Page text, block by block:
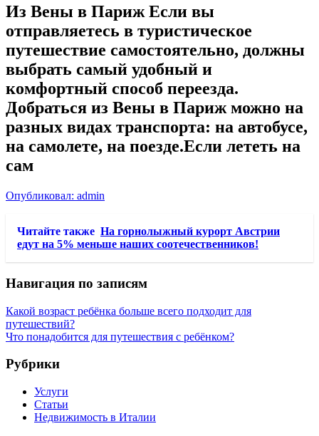
Из Вены в Париж Если вы
отправляетесь в туристическое
путешествие самостоятельно, должны
выбрать самый удобный и
комфортный способ переезда.
Добраться из Вены в Париж можно на
разных видах транспорта: на автобусе,
на самолете, на поезде.Если лететь на
сам
Опубликовал: admin
Читайте также На горнолыжный курорт Австрии
едут на 5% меньше наших соотечественников!
Навигация по записям
Какой возраст ребёнка больше всего подходит для
путешествий?
Что понадобится для путешествия с ребёнком?
Рубрики
Услуги
Статьи
Недвижимость в Италии